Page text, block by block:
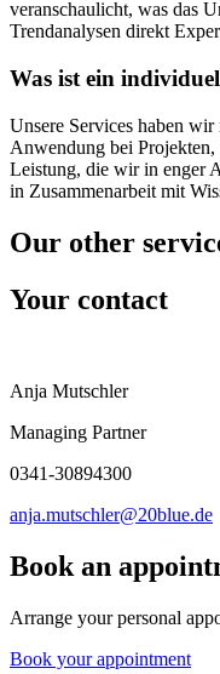
veranschaulicht, was das
Trendanalysen direkt
Was ist ein
Unsere Services haben
Anwendung bei Projekten,
Leistung, die wir in enger
in Zusammenarbeit mit
Our other
Your contact
Anja Mutschler
Managing Partner
0341-30894300
anja.mutschler@20blue.de
Book an
Arrange your personal
Book your appointment